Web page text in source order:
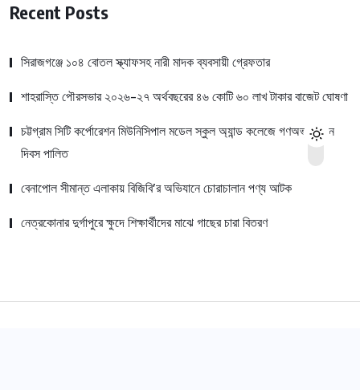
Recent Posts
সিরাজগঞ্জে ১০৪ বোতল স্ক্যাফসহ নারী মাদক ব্যবসায়ী গ্রেফতার
শাহরাস্তি পৌরসভার ২০২৬-২৭ অর্থবছরের ৪৬ কোটি ৬০ লাখ টাকার বাজেট ঘোষণা
চট্টগ্রাম সিটি কর্পোরেশন মিউনিসিপাল মডেল স্কুল অ্যান্ড কলেজে গণঅভ্যুত্থান
দিবস পালিত
বেনাপোল সীমান্ত এলাকায় বিজিবি’র অভিযানে চোরাচালান পণ্য আটক
নেত্রকোনার দুর্গাপুরে ক্ষুদে শিক্ষার্থীদের মাঝে গাছের চারা বিতরণ